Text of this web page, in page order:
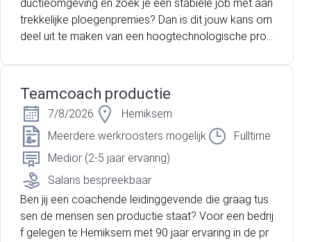
ductieomgeving en zoek je een stabiele job met aan
trekkelijke ploegenpremies? Dan is dit jouw kans om
deel uit te maken van een hoogtechnologische prod
Voor een internationale marktleider in Genk zijn wij
dringend op zoek naar Technisch Operatoren voor e
en volcontinu systeem.
Teamcoach productie
7/8/2026
Hemiksem
Meerdere werkroosters mogelijk
Fulltime
Medior (2-5 jaar ervaring)
Salaris bespreekbaar
Ben jij een coachende leidinggevende die graag tus
sen de mensen sen productie staat? Voor een bedrij
f gelegen te Hemiksem met 90 jaar ervaring in de pr